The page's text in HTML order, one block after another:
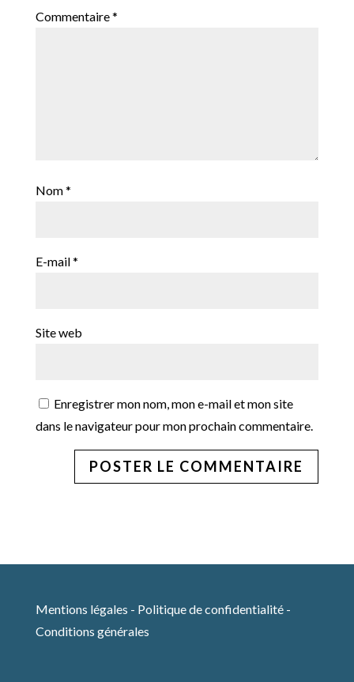
Commentaire*
Nom*
E-mail*
Site web
Enregistrer mon nom, mon e-mail et mon site
dans le navigateur pour mon prochain commentaire.
Mentions légales - Politique de confidentialité-
Conditions générales